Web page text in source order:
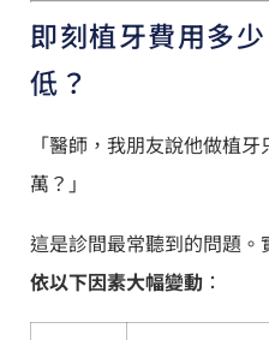
即刻植牙費用多
低？
「醫師，我朋友說他做植
萬？」
這是診間最常聽到的問題。
依以下因素大幅變動 ：